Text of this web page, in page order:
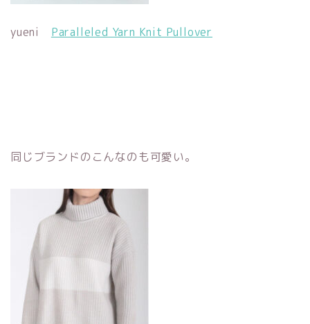
yueni Paralleled Yarn Knit Pullover
同じブランドのこんなのも可愛い。